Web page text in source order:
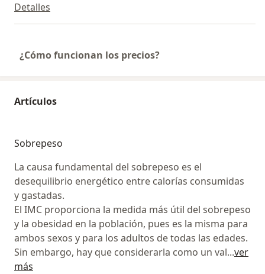
Detalles
¿Cómo funcionan los precios?
Artículos
Sobrepeso
La causa fundamental del sobrepeso es el
desequilibrio energético entre calorías consumidas
y gastadas.
El IMC proporciona la medida más útil del sobrepeso
y la obesidad en la población, pues es la misma para
ambos sexos y para los adultos de todas las edades.
Sin embargo, hay que considerarla como un val...ver
más